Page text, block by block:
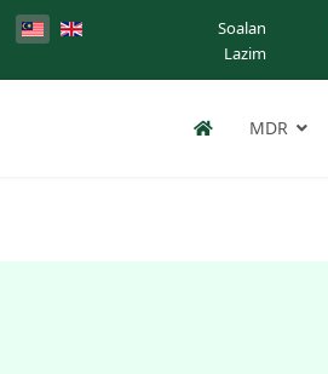
Soalan
Lazim
MDR